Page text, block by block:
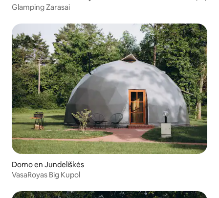
Glamping Zarasai
Domo en Jundeliškės
VasaRoyas Big Kupol